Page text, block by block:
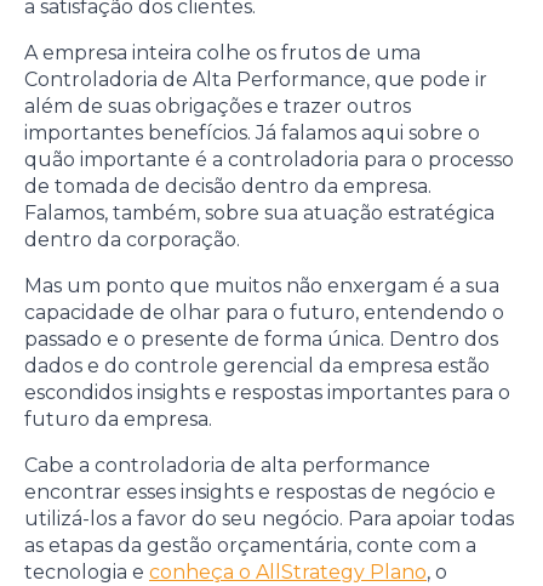
a satisfação dos clientes.
A empresa inteira colhe os frutos de uma
Controladoria de Alta Performance, que pode ir
além de suas obrigações e trazer outros
importantes benefícios. Já falamos aqui sobre o
quão importante é a controladoria para o processo
de tomada de decisão dentro da empresa.
Falamos, também, sobre sua atuação estratégica
dentro da corporação.
Mas um ponto que muitos não enxergam é a sua
capacidade de olhar para o futuro, entendendo o
passado e o presente de forma única. Dentro dos
dados e do controle gerencial da empresa estão
escondidos insights e respostas importantes para o
futuro da empresa.
Cabe a controladoria de alta performance
encontrar esses insights e respostas de negócio e
utilizá-los a favor do seu negócio. Para apoiar todas
as etapas da gestão orçamentária, conte com a
tecnologia e conheça o AllStrategy Plano, o